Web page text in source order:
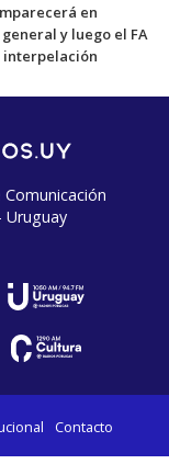
en
y luego el FA
Uruguay
Contacto